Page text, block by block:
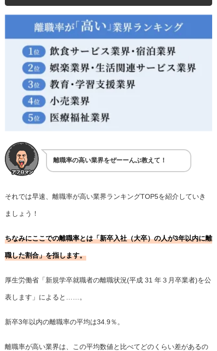
離職率の高い業界をぜーーんぶ教えて！
それでは早速、離職率が高い業界ランキングTOP5を紹介していき
ましょう！
ちなみにここでの離職率とは「新卒入社（大卒）の人が3年以内に離
職した割合」を指します。
厚生労働省「新規学卒就職者の離職状況(平成 31 年３月卒業者)を公
表します」によると……。
新卒3年以内の離職率の平均は34.9％。
離職率が高い業界は、この平均数値と比べてどのくらい差があるの